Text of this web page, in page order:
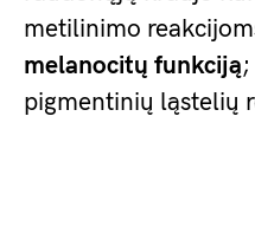
metilinimo
melanocitų funkciją
pigmentinių ląstelių